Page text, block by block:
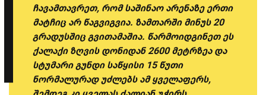
ჩავამთავრეთ, რომ საშინაო არენაზე ერთი
მატჩიც არ წაგვიგვია. ზამთარში მინუს 20
გრადუსშიც გვითამაშია. წარმოიდგინეთ ეს
ქალაქი ზღვის დონიდან 2600 მეტრზეა და
სტუმარი გუნდი საწყისი 15 წუთი
ნორმალურად უძლებს ამ ყველაფერს,